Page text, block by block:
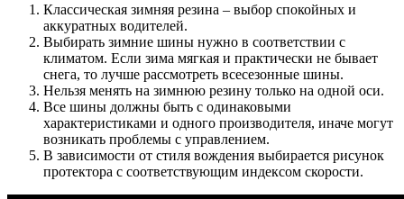
Классическая зимняя резина – выбор спокойных и
аккуратных водителей.
Выбирать зимние шины нужно в соответствии с
климатом. Если зима мягкая и практически не бывает
снега, то лучше рассмотреть всесезонные шины.
Нельзя менять на зимнюю резину только на одной оси.
Все шины должны быть с одинаковыми
характеристиками и одного производителя, иначе могут
возникать проблемы с управлением.
В зависимости от стиля вождения выбирается рисунок
протектора с соответствующим индексом скорости.